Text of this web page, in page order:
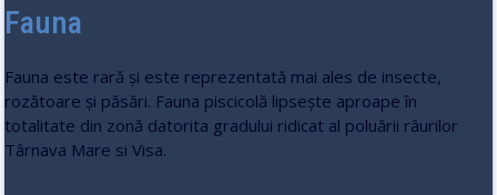
Fauna
Fauna este rară şi este reprezentată mai ales de insecte,
rozătoare şi păsări. Fauna piscicolă lipseşte aproape în
totalitate din zonă datorita gradului ridicat al poluării râurilor
Târnava Mare si Visa.